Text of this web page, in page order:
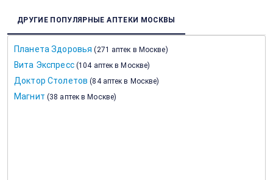
ДРУГИЕ ПОПУЛЯРНЫЕ АПТЕКИ МОСКВЫ
Планета Здоровья (271 аптек в Москве)
Вита Экспресс (104 аптек в Москве)
Доктор Столетов (84 аптек в Москве)
Магнит (38 аптек в Москве)